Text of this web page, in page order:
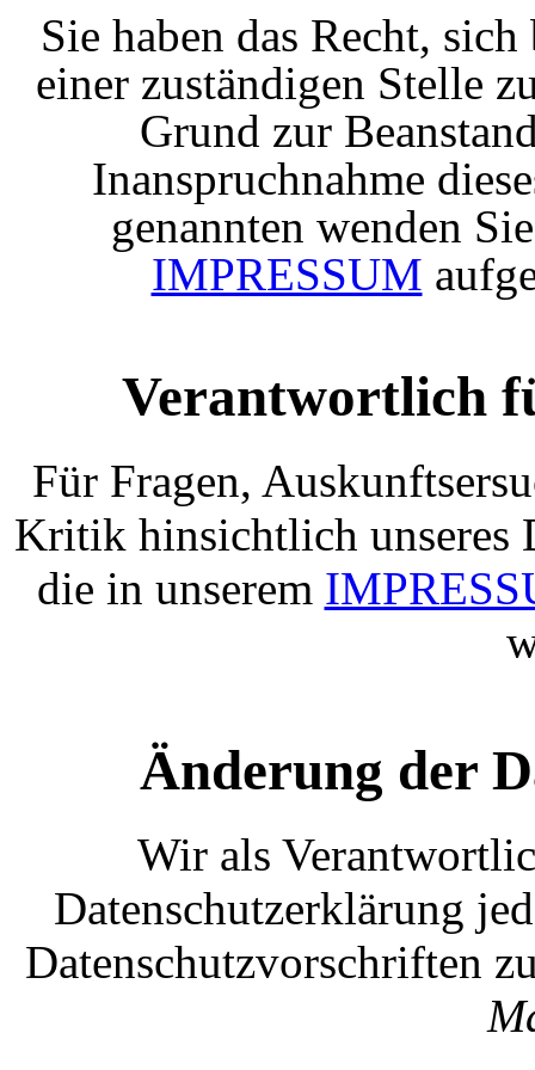
Sie haben das Recht,
einer zuständigen Stelle
Grund zur
Inanspruchnahme
genannten wenden
IMPRESSUM
Verantwortlich
Für Fragen,
Kritik hinsichtlich unseres
die in unserem
Änderung der
Wir als
Datenschutzerklärung
Datenschutzvorschriften